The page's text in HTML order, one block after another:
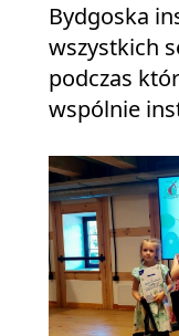
Bydgoska
wszystkich
podczas
wspólnie